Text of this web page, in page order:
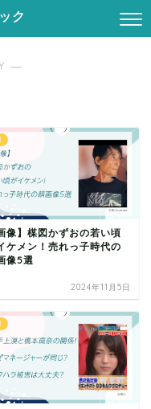
ク
―
像】楳図かずおの若い頃
ケメン！売れっ子時代の
像5選
2024年11月5日